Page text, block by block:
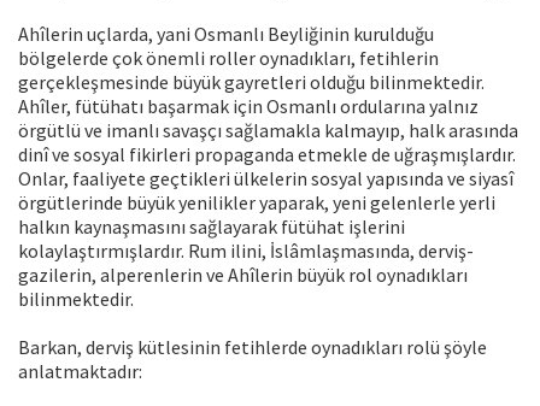
Ahîlerin uçlarda, yani Osmanlı Beyliğinin kurulduğu
bölgelerde çok önemli roller oynadıkları, fetihlerin
gerçekleşmesinde büyük gayretleri olduğu bilinmektedir.
Ahîler, fütühatı başarmak için Osmanlı ordularına yalnız
örgütlü ve imanlı savaşçı sağlamakla kalmayıp, halk arasında
dinî ve sosyal fikirleri propaganda etmekle de uğraşmışlardır.
Onlar, faaliyete geçtikleri ülkelerin sosyal yapısında ve siyasî
örgütlerinde büyük yenilikler yaparak, yeni gelenlerle yerli
halkın kaynaşmasını sağlayarak fütühat işlerini
kolaylaştırmışlardır. Rum ilini, İslâmlaşmasında, derviş-
gazilerin, alperenlerin ve Ahîlerin büyük rol oynadıkları
bilinmektedir.
Barkan, derviş kütlesinin fetihlerde oynadıkları rolü şöyle
anlatmaktadır: